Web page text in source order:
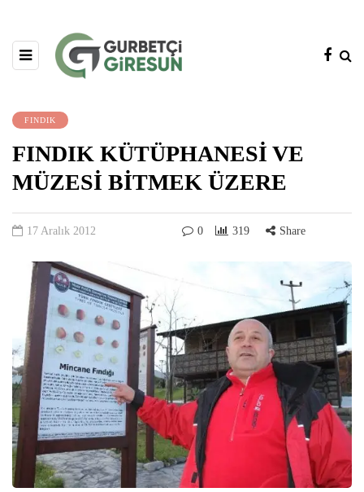
FINDIK
FINDIK KÜTÜPHANESİ VE
MÜZESİ BİTMEK ÜZERE
17 Aralık 2012 0 319 Share